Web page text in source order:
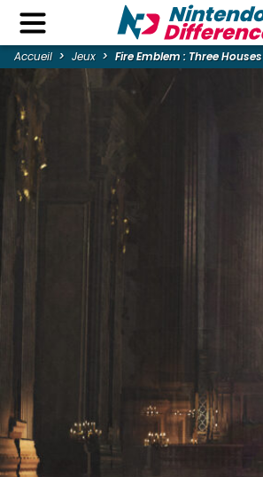
Accueil Jeux Fire Emblem : Three Houses